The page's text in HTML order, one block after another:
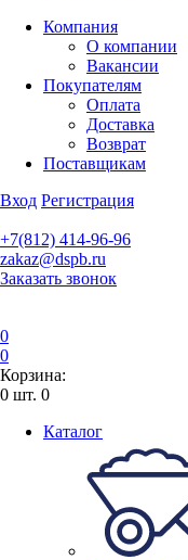
Компания
О компании
Вакансии
Покупателям
Оплата
Доставка
Возврат
Поставщикам
Вход Регистрация
+7(812) 414-96-96
zakaz@dspb.ru
Заказать звонок
0
0
Корзина:
0 шт. 0
Каталог